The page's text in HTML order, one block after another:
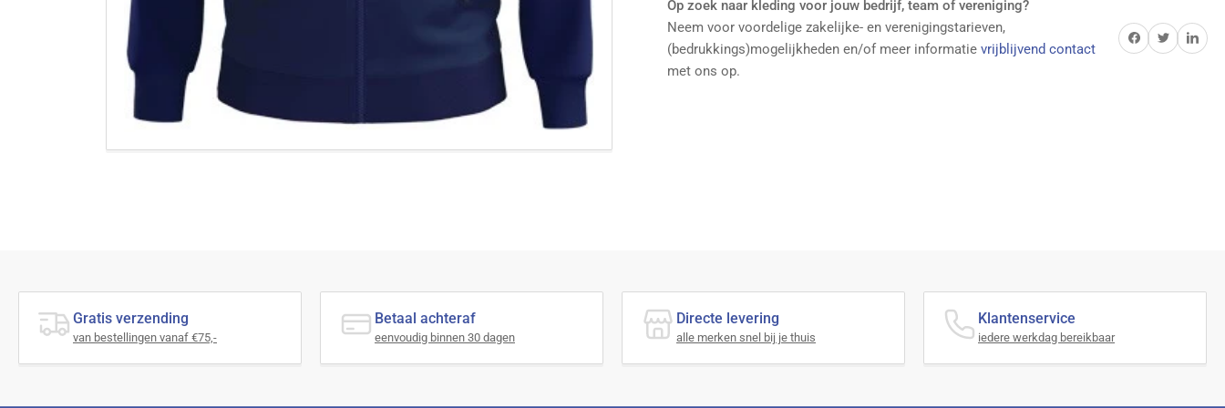
Op zoek naar kleding voor jouw bedrijf, team of vereniging?
Neem voor voordelige zakelijke- en verenigingstarieven,
(bedrukkings)mogelijkheden en/of meer informatie vrijblijvend contact
met ons op.
Delen op Facebook
TwitterDelen op
Gratis verzending
van bestellingen vanaf €75,-
Betaal achteraf
eenvoudig binnen 30 dagen
Directe levering
alle merken snel bij je thuis
Klantenservice
iedere werkdag bereikbaar